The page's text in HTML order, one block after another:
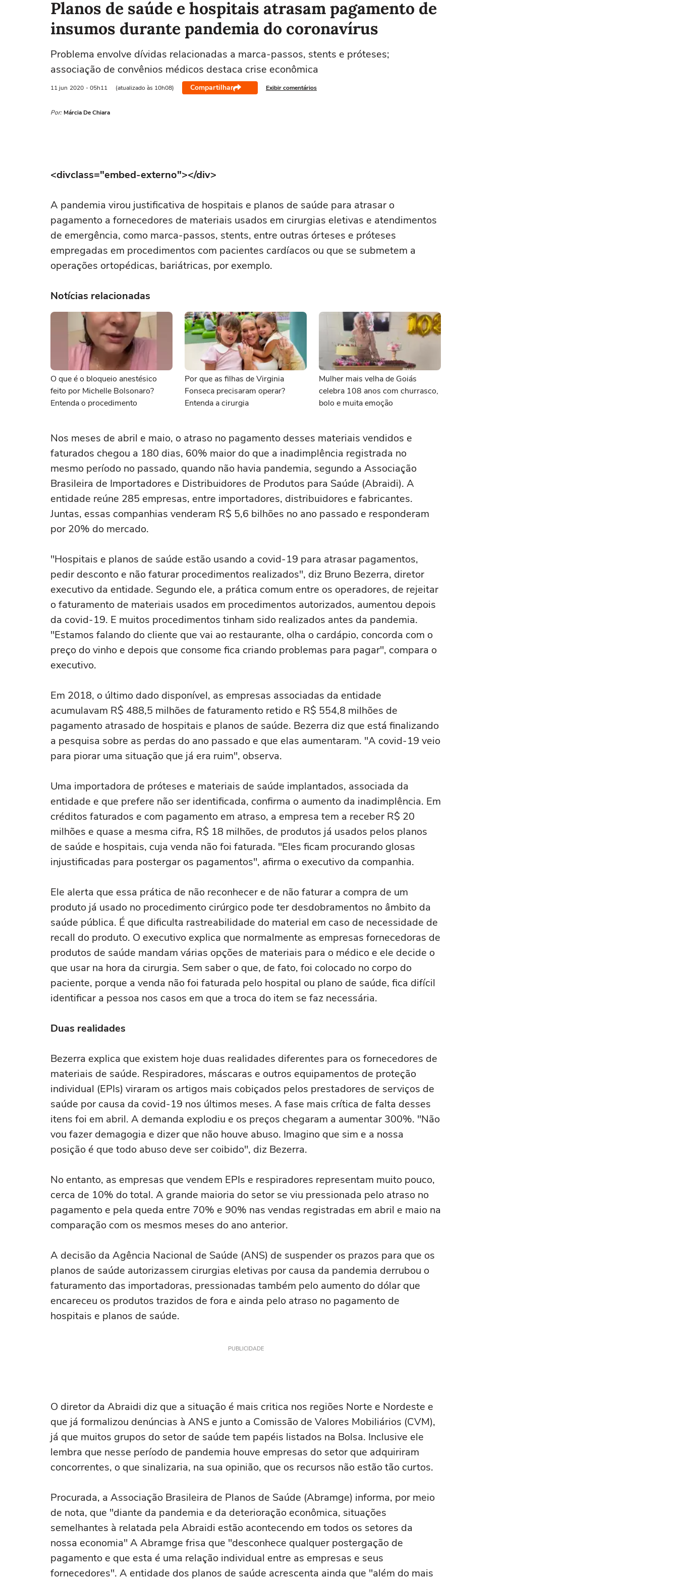
Planos de saúde e hospitais atrasam pagamento de
insumos durante pandemia do coronavírus
Problema envolve dívidas relacionadas a marca-passos, stents e próteses;
associação de convênios médicos destaca crise econômica
11 jun 2020 - 05h11 (atualizado às 10h08) Compartilhar Exibir comentários
Por: Márcia De Chiara
<divclass="embed-externo"></div>
A pandemia virou justificativa de hospitais e planos de saúde para atrasar o
pagamento a fornecedores de materiais usados em cirurgias eletivas e atendimentos
de emergência, como marca-passos, stents, entre outras órteses e próteses
empregadas em procedimentos com pacientes cardíacos ou que se submetem a
operações ortopédicas, bariátricas, por exemplo.
Notícias relacionadas
O que é o bloqueio anestésico
feito por Michelle Bolsonaro?
Entenda o procedimento
Por que as filhas de Virginia
Fonseca precisaram operar?
Entenda a cirurgia
Mulher mais velha de Goiás
celebra 108 anos com churrasco,
bolo e muita emoção
Nos meses de abril e maio, o atraso no pagamento desses materiais vendidos e
faturados chegou a 180 dias, 60% maior do que a inadimplência registrada no
mesmo período no passado, quando não havia pandemia, segundo a Associação
Brasileira de Importadores e Distribuidores de Produtos para Saúde (Abraidi). A
entidade reúne 285 empresas, entre importadores, distribuidores e fabricantes.
Juntas, essas companhias venderam R$ 5,6 bilhões no ano passado e responderam
por 20% do mercado.
"Hospitais e planos de saúde estão usando a covid-19 para atrasar pagamentos,
pedir desconto e não faturar procedimentos realizados", diz Bruno Bezerra, diretor
executivo da entidade. Segundo ele, a prática comum entre os operadores, de rejeitar
o faturamento de materiais usados em procedimentos autorizados, aumentou depois
da covid-19. E muitos procedimentos tinham sido realizados antes da pandemia.
"Estamos falando do cliente que vai ao restaurante, olha o cardápio, concorda com o
preço do vinho e depois que consome fica criando problemas para pagar", compara o
executivo.
Em 2018, o último dado disponível, as empresas associadas da entidade
acumulavam R$ 488,5 milhões de faturamento retido e R$ 554,8 milhões de
pagamento atrasado de hospitais e planos de saúde. Bezerra diz que está finalizando
a pesquisa sobre as perdas do ano passado e que elas aumentaram. "A covid-19 veio
para piorar uma situação que já era ruim", observa.
Uma importadora de próteses e materiais de saúde implantados, associada da
entidade e que prefere não ser identificada, confirma o aumento da inadimplência. Em
créditos faturados e com pagamento em atraso, a empresa tem a receber R$ 20
milhões e quase a mesma cifra, R$ 18 milhões, de produtos já usados pelos planos
de saúde e hospitais, cuja venda não foi faturada. "Eles ficam procurando glosas
injustificadas para postergar os pagamentos", afirma o executivo da companhia.
Ele alerta que essa prática de não reconhecer e de não faturar a compra de um
produto já usado no procedimento cirúrgico pode ter desdobramentos no âmbito da
saúde pública. É que dificulta rastreabilidade do material em caso de necessidade de
recall do produto. O executivo explica que normalmente as empresas fornecedoras de
produtos de saúde mandam várias opções de materiais para o médico e ele decide o
que usar na hora da cirurgia. Sem saber o que, de fato, foi colocado no corpo do
paciente, porque a venda não foi faturada pelo hospital ou plano de saúde, fica difícil
identificar a pessoa nos casos em que a troca do item se faz necessária.
Duas realidades
Bezerra explica que existem hoje duas realidades diferentes para os fornecedores de
materiais de saúde. Respiradores, máscaras e outros equipamentos de proteção
individual (EPIs) viraram os artigos mais cobiçados pelos prestadores de serviços de
saúde por causa da covid-19 nos últimos meses. A fase mais crítica de falta desses
itens foi em abril. A demanda explodiu e os preços chegaram a aumentar 300%. "Não
vou fazer demagogia e dizer que não houve abuso. Imagino que sim e a nossa
posição é que todo abuso deve ser coibido", diz Bezerra.
No entanto, as empresas que vendem EPIs e respiradores representam muito pouco,
cerca de 10% do total. A grande maioria do setor se viu pressionada pelo atraso no
pagamento e pela queda entre 70% e 90% nas vendas registradas em abril e maio na
comparação com os mesmos meses do ano anterior.
A decisão da Agência Nacional de Saúde (ANS) de suspender os prazos para que os
planos de saúde autorizassem cirurgias eletivas por causa da pandemia derrubou o
faturamento das importadoras, pressionadas também pelo aumento do dólar que
encareceu os produtos trazidos de fora e ainda pelo atraso no pagamento de
hospitais e planos de saúde.
PUBLICIDADE
O diretor da Abraidi diz que a situação é mais critica nos regiões Norte e Nordeste e
que já formalizou denúncias à ANS e junto a Comissão de Valores Mobiliários (CVM),
já que muitos grupos do setor de saúde tem papéis listados na Bolsa. Inclusive ele
lembra que nesse período de pandemia houve empresas do setor que adquiriram
concorrentes, o que sinalizaria, na sua opinião, que os recursos não estão tão curtos.
Procurada, a Associação Brasileira de Planos de Saúde (Abramge) informa, por meio
de nota, que "diante da pandemia e da deterioração econômica, situações
semelhantes à relatada pela Abraidi estão acontecendo em todos os setores da
nossa economia" A Abramge frisa que "desconhece qualquer postergação de
pagamento e que esta é uma relação individual entre as empresas e seus
fornecedores". A entidade dos planos de saúde acrescenta ainda que "além do mais